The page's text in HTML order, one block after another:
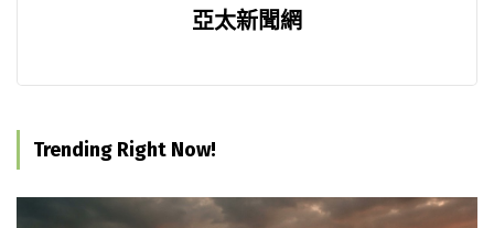
亞太新聞網
Trending Right Now!